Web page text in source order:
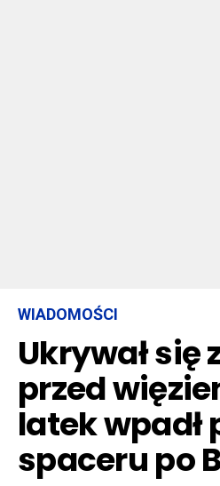
WIADOMOŚCI
Ukrywał się
przed
latek wpadł
spaceru po